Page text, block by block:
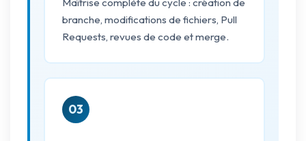
Maîtrise complète du cycle : création de
branche, modifications de fichiers, Pull
Requests, revues de code et merge.
03